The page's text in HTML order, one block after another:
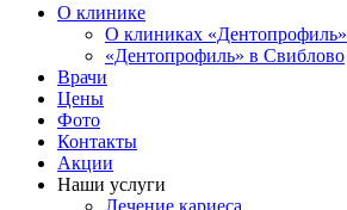
О клинике
О клиниках «Дентопрофиль»
«Дентопрофиль» в Свиблово
Врачи
Цены
Фото
Контакты
Акции
Наши услуги
Лечение кариеса